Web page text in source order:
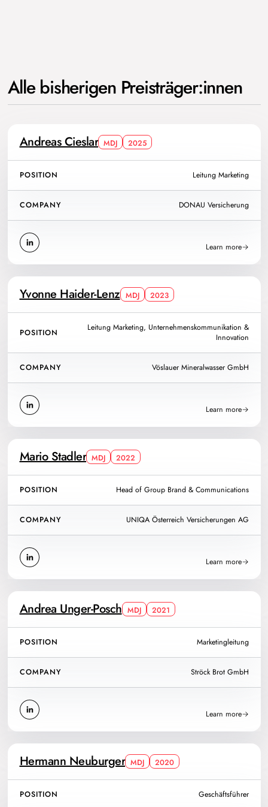
Alle bisherigen Preisträger:innen
Andreas Cieslar MDJ 2025
POSITION Leitung Marketing
COMPANY DONAU Versicherung
Learn more
Yvonne Haider-Lenz MDJ 2023
POSITION
Leitung Marketing, Unternehmenskommunikation &
Innovation
COMPANY Vöslauer Mineralwasser GmbH
Learn more
Mario Stadler MDJ 2022
POSITION Head of Group Brand & Communications
COMPANY UNIQA Österreich Versicherungen AG
Learn more
Andrea Unger-Posch MDJ 2021
POSITION Marketingleitung
COMPANY Ströck Brot GmbH
Learn more
Hermann Neuburger MDJ 2020
POSITION Geschäftsführer